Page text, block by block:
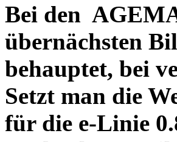
Bei den
übernächsten
behauptet, bei
Setzt man die
für die e-Linie